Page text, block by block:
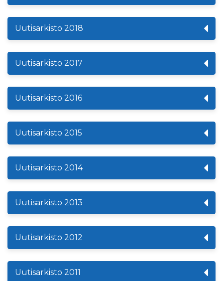
Uutisarkisto 2018
Uutisarkisto 2017
Uutisarkisto 2016
Uutisarkisto 2015
Uutisarkisto 2014
Uutisarkisto 2013
Uutisarkisto 2012
Uutisarkisto 2011